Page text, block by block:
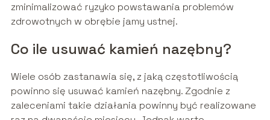
zminimalizować ryzyko powstawania problemów
zdrowotnych w obrębie jamy ustnej.
Co ile usuwać kamień nazębny?
Wiele osób zastanawia się, z jaką częstotliwością
powinno się usuwać kamień nazębny. Zgodnie z
zaleceniami takie działania powinny być realizowane